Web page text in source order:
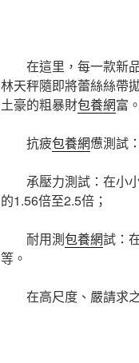
在這里，每一款新
林天秤隨即將蕾絲絲帶
土豪的粗暴財包養網富。
抗疲包養網憊測試
承壓力測試：在小
的1.56倍至2.5倍；
耐用測包養網試：
等。
在高尺度、嚴請求